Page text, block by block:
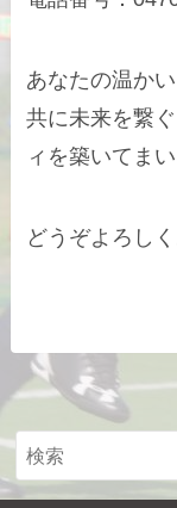
あなたの温か
共に未来を繋
ィを築いてま
どうぞよろし